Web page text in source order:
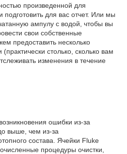
произведенной для
подготовить для вас отчет. Или мы
ампулу с водой, чтобы вы
свои собственные
предоставить несколько
столько, сколько вам
изменения в течение
ошибки из-за
выше, чем из-за
состава. Ячейки Fluke
процедуры очистки,